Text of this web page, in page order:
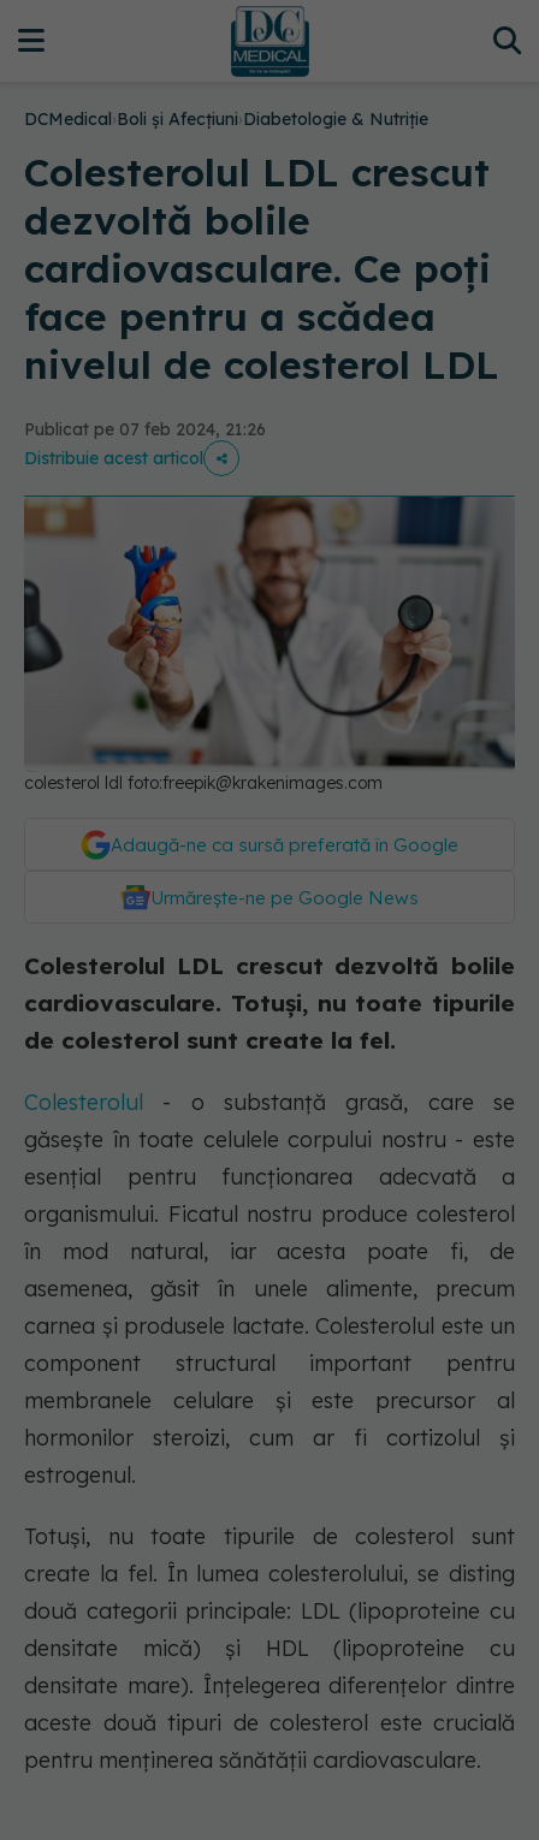
DCMedical›Boli și Afecțiuni›Diabetologie & Nutriție
Colesterolul LDL crescut
dezvoltă bolile
cardiovasculare. Ce poți
face pentru a scădea
nivelul de colesterol LDL
Publicat pe 07 feb 2024, 21:26
Distribuie acest articol
colesterol ldl foto:freepik@krakenimages.com
Adaugă-ne ca sursă preferată în Google
Urmărește-ne pe Google News
Colesterolul LDL crescut dezvoltă bolile
cardiovasculare. Totuși, nu toate tipurile
de colesterol sunt create la fel.
Colesterolul - o substanță grasă, care se
găsește în toate celulele corpului nostru - este
esențial pentru funcționarea adecvată a
organismului. Ficatul nostru produce colesterol
în mod natural, iar acesta poate fi, de
asemenea, găsit în unele alimente, precum
carnea și produsele lactate. Colesterolul este un
component structural important pentru
membranele celulare și este precursor al
hormonilor steroizi, cum ar fi cortizolul și
estrogenul.
Totuși, nu toate tipurile de colesterol sunt
create la fel. În lumea colesterolului, se disting
două categorii principale: LDL (lipoproteine cu
densitate mică) și HDL (lipoproteine cu
densitate mare). Înțelegerea diferențelor dintre
aceste două tipuri de colesterol este crucială
pentru menținerea sănătății cardiovasculare.